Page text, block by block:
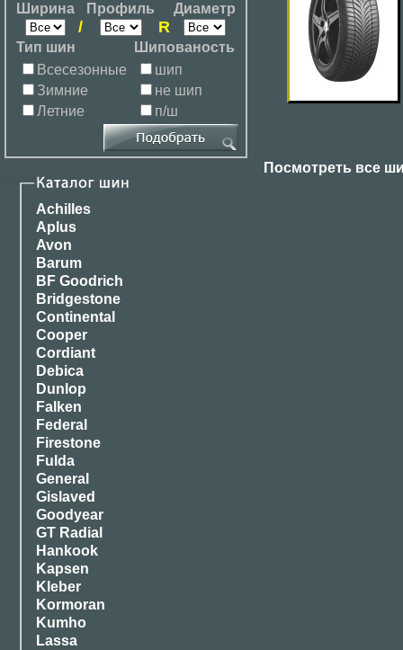
Ширина Профиль Диаметр
/ R
Тип шин
Шипованость
Всесезонные
Зимние
Летние
шип
не шип
п/ш
Achilles
Aplus
Avon
Barum
BF Goodrich
Bridgestone
Continental
Cooper
Cordiant
Debica
Dunlop
Falken
Federal
Firestone
Fulda
General
Gislaved
Goodyear
GT Radial
Hankook
Kapsen
Kleber
Kormoran
Kumho
Lassa
Посмотреть все